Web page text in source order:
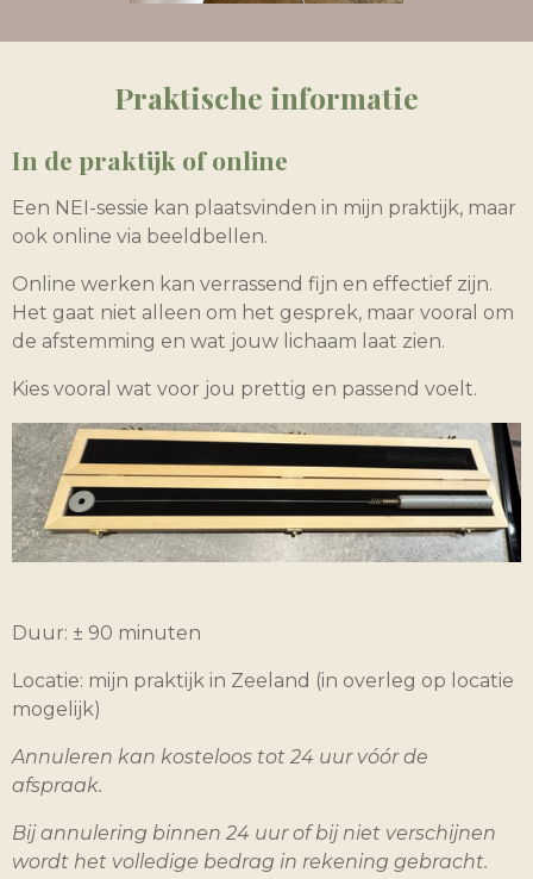
Praktische informatie
In de praktijk of online
Een NEI-sessie kan plaatsvinden in mijn praktijk, maar
ook online via beeldbellen.
Online werken kan verrassend fijn en effectief zijn.
Het gaat niet alleen om het gesprek, maar vooral om
de afstemming en wat jouw lichaam laat zien.
Kies vooral wat voor jou prettig en passend voelt.
Duur: ± 90 minuten
Locatie: mijn praktijk in Zeeland (in overleg op locatie
mogelijk)
Annuleren kan kosteloos tot 24 uur vóór de
afspraak.
Bij annulering binnen 24 uur of bij niet verschijnen
wordt het volledige bedrag in rekening gebracht.